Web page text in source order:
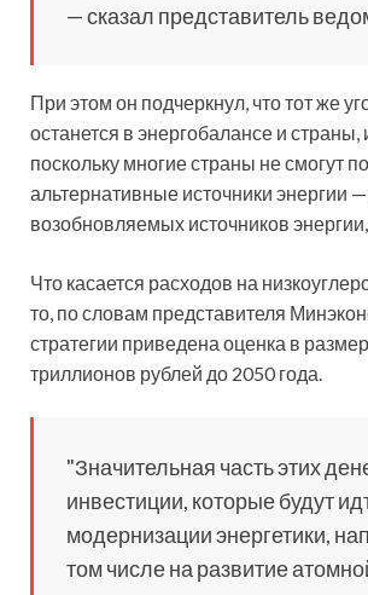
— сказал представитель
При этом он подчеркнул, что тот же
останется в энергобалансе и страны,
поскольку многие страны не смогут
альтернативные источники энергии
возобновляемых источников
Что касается расходов на
то, по словам представителя
стратегии приведена оценка в
триллионов рублей до 2050 года.
"Значительная часть этих
инвестиции, которые будут
модернизации энергетики,
том числе на развитие